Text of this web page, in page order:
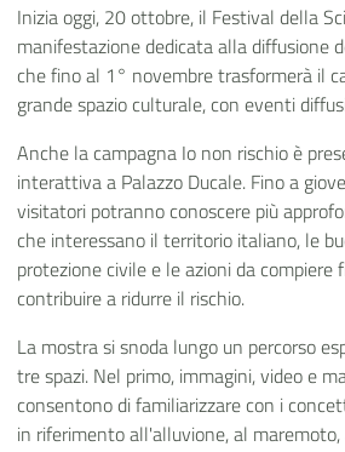
Inizia oggi, 20 ottobre, il Festival della
manifestazione dedicata alla diffusione
che fino al 1° novembre trasformerà il
grande spazio culturale, con eventi
Anche la campagna Io non rischio è
interattiva a Palazzo Ducale. Fino a
visitatori potranno conoscere più
che interessano il territorio italiano, le
protezione civile e le azioni da compiere
contribuire a ridurre il rischio.
La mostra si snoda lungo un percorso
tre spazi. Nel primo, immagini, video e
consentono di familiarizzare con i
in riferimento all'alluvione, al